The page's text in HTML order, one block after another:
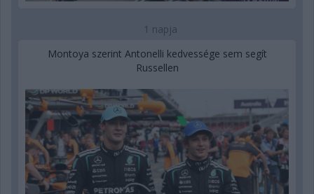
1 napja
Montoya szerint Antonelli kedvessége sem segít
Russellen